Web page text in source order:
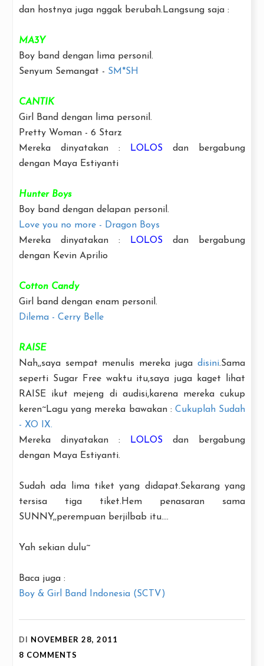
dan hostnya juga nggak berubah.Langsung saja :
MA3Y
Boy band dengan lima personil.
Senyum Semangat - SM*SH
CANTIK
Girl Band dengan lima personil.
Pretty Woman - 6 Starz
Mereka dinyatakan :
LOLOS dan bergabung
dengan Maya Estiyanti
Hunter Boys
Boy band dengan delapan personil.
Love you no more - Dragon Boys
Mereka dinyatakan :
LOLOS dan bergabung
dengan Kevin Aprilio
Cotton Candy
Girl band dengan enam personil.
Dilema - Cerry Belle
RAISE
Nah,,saya sempat menulis mereka juga disini.Sama
seperti Sugar Free waktu itu,saya juga kaget lihat
RAISE ikut mejeng di audisi,karena mereka cukup
keren~Lagu yang mereka bawakan : Cukuplah Sudah
- XO IX.
Mereka dinyatakan :
LOLOS dan bergabung
dengan Maya Estiyanti.
Sudah ada lima tiket yang didapat.Sekarang yang
tersisa tiga tiket.Hem penasaran sama
SUNNY,,perempuan berjilbab itu....
Yah sekian dulu~
Baca juga :
Boy & Girl Band Indonesia (SCTV)
DI NOVEMBER 28, 2011
8 COMMENTS